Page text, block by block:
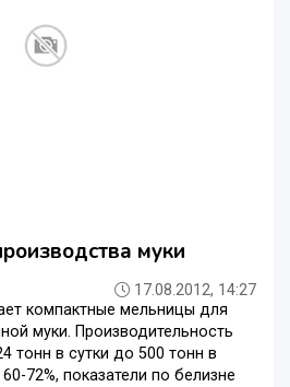
муки
17.08.2012, 14:27
компактные мельницы для
муки. Производительность
тонн в сутки до 500 тонн в
72%, показатели по белизне